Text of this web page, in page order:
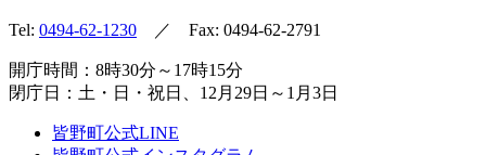
Tel: 0494-62-1230 ／ Fax: 0494-62-2791
開庁時間：8時30分～17時15分
閉庁日：土・日・祝日、12月29日～1月3日
皆野町公式LINE